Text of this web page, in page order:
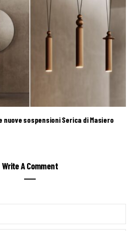
nuove sospensioni Serica di Masiero
Write A Comment